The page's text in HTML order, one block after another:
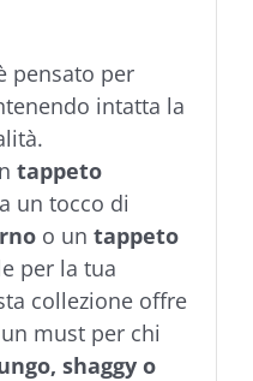
pensato per
intatta la
tappeto
un tocco di
o un tappeto
per la tua
collezione offre
must per chi
shaggy o